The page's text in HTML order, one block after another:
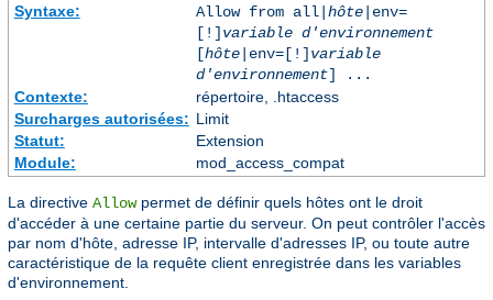
Syntaxe:
Allow from all| hôte|env=
[!] variable d'environnement
[hôte|env=[!] variable
d'environnement] ...
Contexte:
répertoire, .htaccess
Surcharges autorisées: Limit
Statut:
Extension
Module:
mod_access_compat
La directive Allowpermet de définir quels hôtes ont le droit
d'accéder à une certaine partie du serveur. On peut contrôler l'accès
par nom d'hôte, adresse IP, intervalle d'adresses IP, ou toute autre
caractéristique de la requête client enregistrée dans les variables
d'environnement.